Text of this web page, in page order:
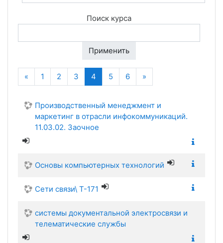
Поиск курса
Применить
« Назад
1 2 3 4 (текущая)
5 6 »
Производственный менеджмент и
маркетинг в отрасли инфокоммуникаций.
11.03.02. Заочное
Основы компьютерных технологий
Сети связи\ Т-171
системы документальной электросвязи и
телематические службы